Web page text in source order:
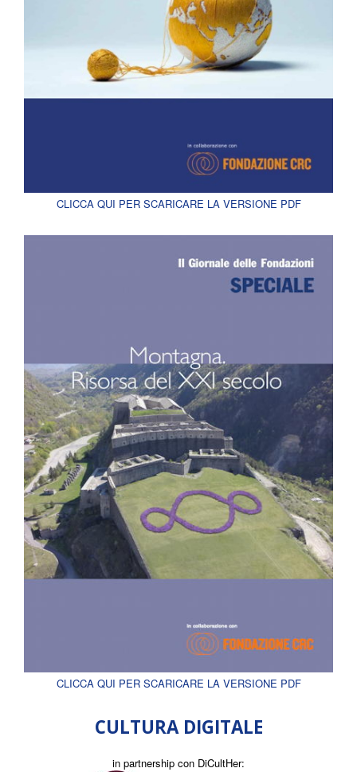
CLICCA QUI PER SCARICARE LA VERSIONE PDF
CLICCA QUI PER SCARICARE LA VERSIONE PDF
CULTURA DIGITALE
in partnership con DiCultHer: